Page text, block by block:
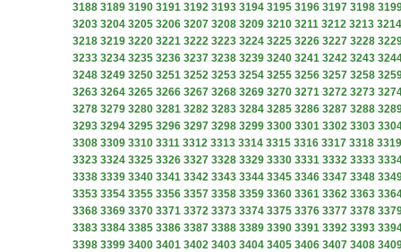
3188 3189 3190 3191 3192 3193 3194 3195 3196 3197 3198
3203 3204 3205 3206 3207 3208 3209 3210 3211 3212 3213 3214
3218 3219 3220 3221 3222 3223 3224 3225 3226 3227 3228
3233 3234 3235 3236 3237 3238 3239 3240 3241 3242 3243
3248 3249 3250 3251 3252 3253 3254 3255 3256 3257 3258
3263 3264 3265 3266 3267 3268 3269 3270 3271 3272 3273
3278 3279 3280 3281 3282 3283 3284 3285 3286 3287 3288
3293 3294 3295 3296 3297 3298 3299 3300 3301 3302 3303
3308 3309 3310 3311 3312 3313 3314 3315 3316 3317 3318 3319
3323 3324 3325 3326 3327 3328 3329 3330 3331 3332 3333
3338 3339 3340 3341 3342 3343 3344 3345 3346 3347 3348
3353 3354 3355 3356 3357 3358 3359 3360 3361 3362 3363
3368 3369 3370 3371 3372 3373 3374 3375 3376 3377 3378
3383 3384 3385 3386 3387 3388 3389 3390 3391 3392 3393
3398 3399 3400 3401 3402 3403 3404 3405 3406 3407 3408